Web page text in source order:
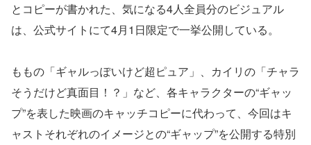
とコピーが書かれた、気になる4人全員分のビジュアル
は、公式サイトにて4月1日限定で一挙公開している。
ももの「ギャルっぽいけど超ピュア」、カイリの「チャラ
そうだけど真面目！？」など、各キャラクターの“ギャッ
プ”を表した映画のキャッチコピーに代わって、今回はキ
ャストそれぞれのイメージとの“ギャップ”を公開する特別